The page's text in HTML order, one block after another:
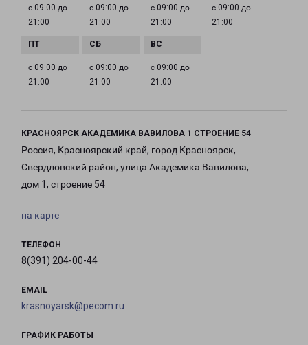
с 09:00 до
21:00
с 09:00 до
21:00
с 09:00 до
21:00
с 09:00 до
21:00
с 09:00 до
21:00
с 09:00 до
21:00
с 09:00 до
21:00
КРАСНОЯРСК АКАДЕМИКА ВАВИЛОВА 1 СТРОЕНИЕ 54
Россия, Красноярский край, город Красноярск,
Свердловский район, улица Академика Вавилова,
дом 1, строение 54
на карте
ТЕЛЕФОН
8(391) 204-00-44
EMAIL
krasnoyarsk@pecom.ru
ГРАФИК РАБОТЫ